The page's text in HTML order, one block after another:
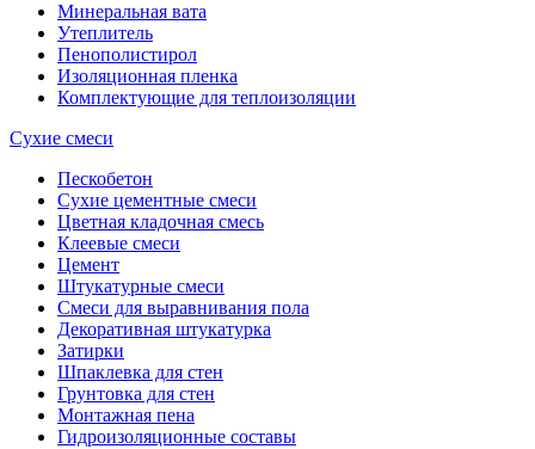
Минеральная вата
Утеплитель
Пенополистирол
Изоляционная пленка
Комплектующие для теплоизоляции
Сухие смеси
Пескобетон
Сухие цементные смеси
Цветная кладочная смесь
Клеевые смеси
Цемент
Штукатурные смеси
Смеси для выравнивания пола
Декоративная штукатурка
Затирки
Шпаклевка для стен
Грунтовка для стен
Монтажная пена
Гидроизоляционные составы